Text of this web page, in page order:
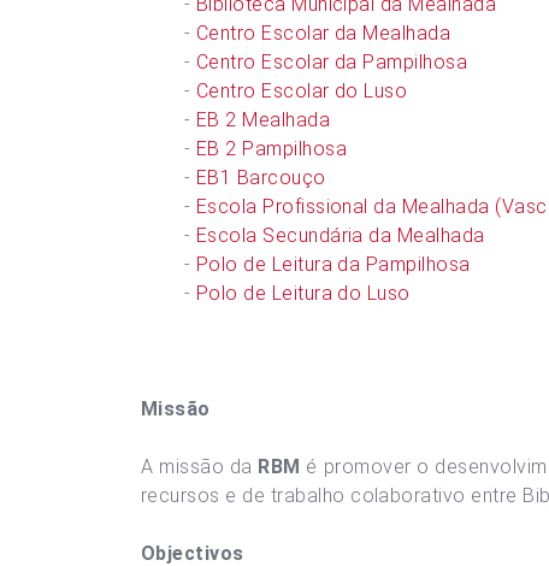
- Centro Escolar da Mealhada
- Centro Escolar da Pampilhosa
- Centro Escolar do Luso
- EB 2 Mealhada
- EB 2 Pampilhosa
- EB1 Barcouço
- Escola Profissional da Mealhada
- Escola Secundária da Mealhada
- Polo de Leitura da Pampilhosa
- Polo de Leitura do Luso
Missão
A missão da RBM é promover o
recursos e de trabalho colaborativo entre
Objectivos